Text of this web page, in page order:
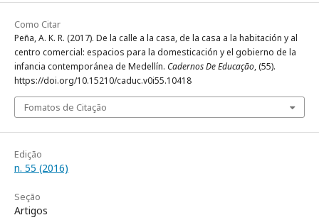
Como Citar
Peña, A. K. R. (2017). De la calle a la casa, de la casa a la habitación y al
centro comercial: espacios para la domesticación y el gobierno de la
infancia contemporánea de Medellín. Cadernos De Educação, (55).
https://doi.org/10.15210/caduc.v0i55.10418
Fomatos de Citação
Edição
n. 55 (2016)
Seção
Artigos